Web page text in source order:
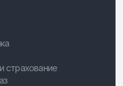
страхование